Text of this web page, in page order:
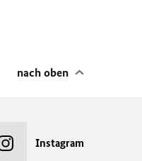
nach oben
Instagram